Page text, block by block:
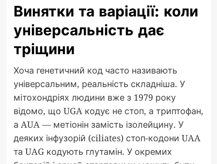
Винятки та варіації: коли
універсальність дає
тріщини
Хоча генетичний код часто називають
універсальним, реальність складніша. У
мітохондріях людини вже з 1979 року
відомо, що UGA кодує не стоп, а триптофан,
а AUA — метіонін замість ізолейцину. У
деяких інфузорій (ciliates) стоп-кодони UAA
та UAG кодують глутамін. У окремих